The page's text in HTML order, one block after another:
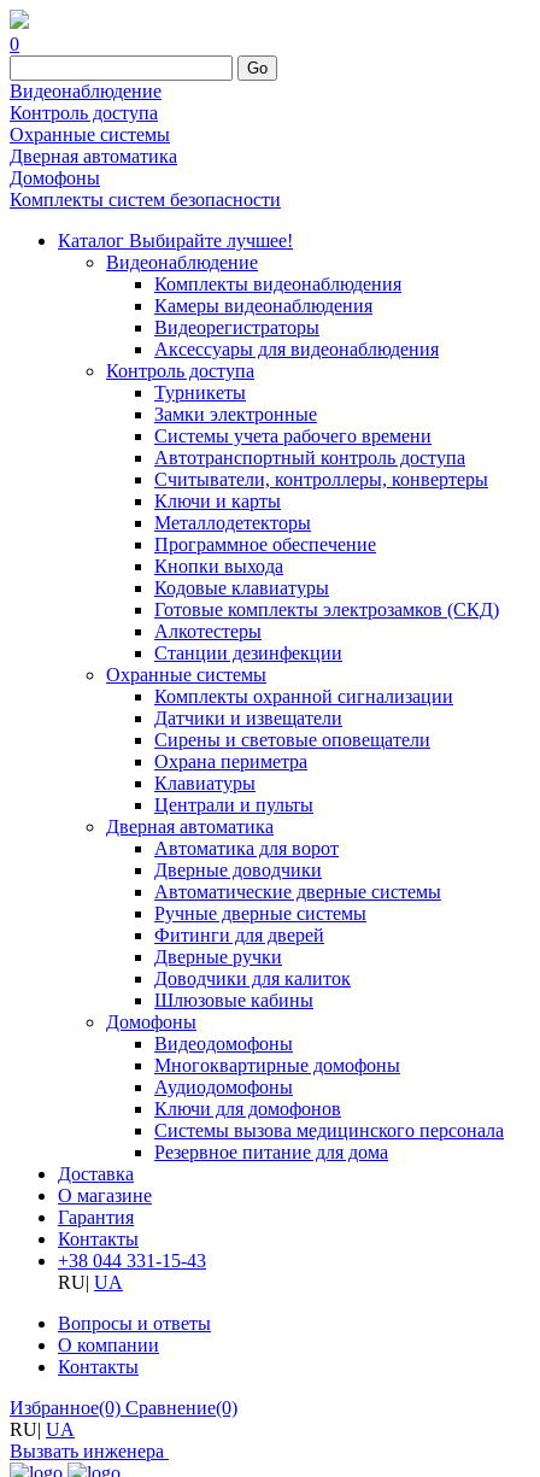
0
Go
Видеонаблюдение
Контроль доступа
Охранные системы
Дверная автоматика
Домофоны
Комплекты систем безопасности
Каталог Выбирайте лучшее!
Видеонаблюдение
Комплекты видеонаблюдения
Камеры видеонаблюдения
Видеорегистраторы
Аксессуары для видеонаблюдения
Контроль доступа
Турникеты
Замки электронные
Системы учета рабочего времени
Автотранспортный контроль доступа
Считыватели, контроллеры, конвертеры
Ключи и карты
Металлодетекторы
Программное обеспечение
Кнопки выхода
Кодовые клавиатуры
Готовые комплекты электрозамков (СКД)
Алкотестеры
Станции дезинфекции
Охранные системы
Комплекты охранной сигнализации
Датчики и извещатели
Сирены и световые оповещатели
Охрана периметра
Клавиатуры
Централи и пульты
Дверная автоматика
Автоматика для ворот
Дверные доводчики
Автоматические дверные системы
Ручные дверные системы
Фитинги для дверей
Дверные ручки
Доводчики для калиток
Шлюзовые кабины
Домофоны
Видеодомофоны
Многоквартирные домофоны
Аудиодомофоны
Ключи для домофонов
Системы вызова медицинского персонала
Резервное питание для дома
Доставка
О магазине
Гарантия
Контакты
+38 044 331-15-43
RU| UA
Вопросы и ответы
О компании
Контакты
Избранное(0) Сравнение(0)
RU| UA
Вызвать инженера